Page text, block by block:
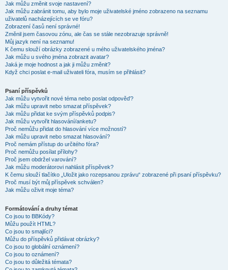
Jak můžu změnit svoje nastavení?
Jak můžu zabránit tomu, aby bylo moje uživatelské jméno zobrazeno na seznamu
uživatelů nacházejících se ve fóru?
Zobrazení časů není správné!
Změnil jsem časovou zónu, ale čas se stále nezobrazuje správně!
Můj jazyk není na seznamu!
K čemu slouží obrázky zobrazené u mého uživatelského jména?
Jak můžu u svého jména zobrazit avatar?
Jaká je moje hodnost a jak ji můžu změnit?
Když chci poslat e-mail uživateli fóra, musím se přihlásit?
Psaní příspěvků
Jak můžu vytvořit nové téma nebo poslat odpověď?
Jak můžu upravit nebo smazat příspěvek?
Jak můžu přidat ke svým příspěvků podpis?
Jak můžu vytvořit hlasování/anketu?
Proč nemůžu přidat do hlasování více možností?
Jak můžu upravit nebo smazat hlasování?
Proč nemám přístup do určitého fóra?
Proč nemůžu posílat přílohy?
Proč jsem obdržel varování?
Jak můžu moderátorovi nahlásit příspěvek?
K čemu slouží tlačítko „Uložit jako rozepsanou zprávu“ zobrazené při psaní příspěvku?
Proč musí být můj příspěvek schválen?
Jak můžu oživit moje téma?
Formátování a druhy témat
Co jsou to BBKódy?
Můžu použít HTML?
Co jsou to smajlíci?
Můžu do příspěvků přidávat obrázky?
Co jsou to globální oznámení?
Co jsou to oznámení?
Co jsou to důležitá témata?